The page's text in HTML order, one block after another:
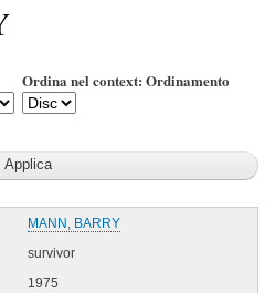
Ordina nel context: Ordinamento
MANN, BARRY
survivor
1975